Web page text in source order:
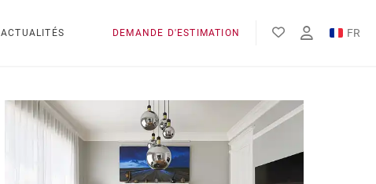
ACTUALITÉS DEMANDE D'ESTIMATION FR
EN